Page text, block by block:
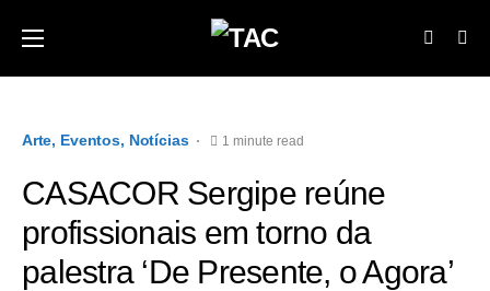
Arte Eventos Notícias 1 minute read
CASACOR Sergipe reúne
profissionais em torno da
palestra ‘De Presente, o Agora’